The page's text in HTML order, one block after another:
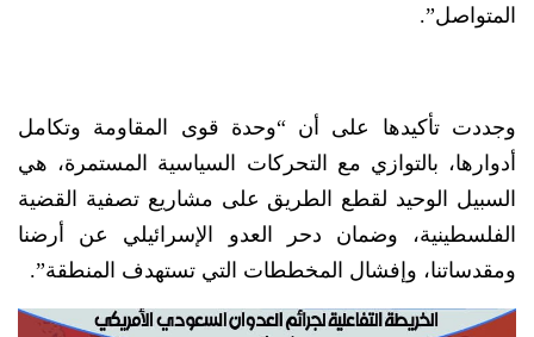
المتواصل”.
وجددت تأكيدها على أن “وحدة قوى المقاومة وتكامل
أدوارها، بالتوازي مع التحركات السياسية المستمرة، هي
السبيل الوحيد لقطع الطريق على مشاريع تصفية القضية
الفلسطينية، وضمان دحر العدو الإسرائيلي عن أرضنا
ومقدساتنا، وإفشال المخططات التي تستهدف المنطقة”.